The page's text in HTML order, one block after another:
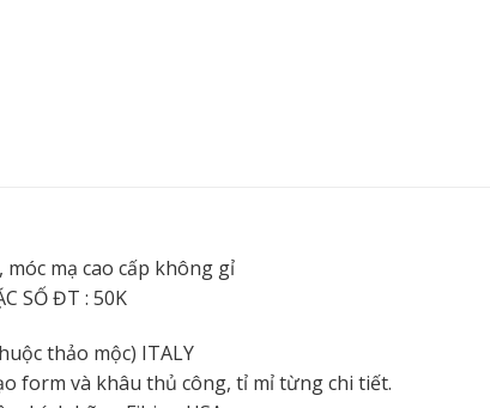
móc mạ cao cấp không gỉ
SỐ ĐT : 50K
thảo mộc) ITALY
form và khâu thủ công, tỉ mỉ từng chi tiết.